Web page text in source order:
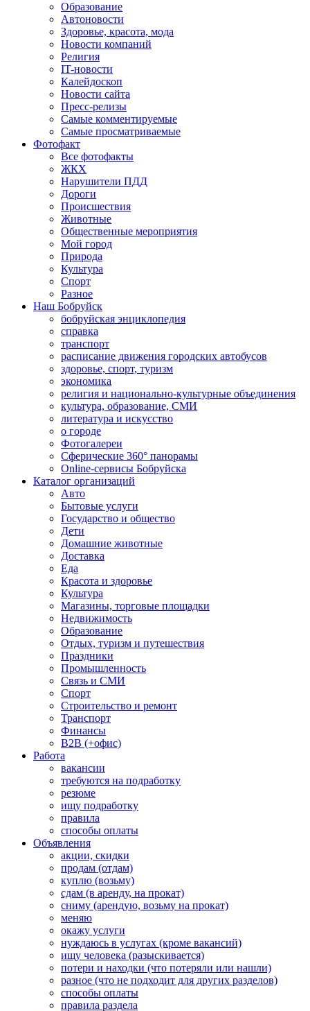
Образование
Автоновости
Здоровье, красота, мода
Новости компаний
Религия
IT-новости
Калейдоскоп
Новости сайта
Пресс-релизы
Самые комментируемые
Самые просматриваемые
Фотофакт
Все фотофакты
ЖКХ
Нарушители ПДД
Дороги
Происшествия
Животные
Общественные мероприятия
Мой город
Природа
Культура
Спорт
Разное
Наш Бобруйск
бобруйская энциклопедия
справка
транспорт
расписание движения городских автобусов
здоровье, спорт, туризм
экономика
религия и национально-культурные объединения
культура, образование, СМИ
литература и искусство
о городе
Фотогалереи
Сферические 360° панорамы
Online-сервисы Бобруйска
Каталог организаций
Авто
Бытовые услуги
Государство и общество
Дети
Домашние животные
Доставка
Еда
Красота и здоровье
Культура
Магазины, торговые площадки
Недвижимость
Образование
Отдых, туризм и путешествия
Праздники
Промышленность
Связь и СМИ
Спорт
Строительство и ремонт
Транспорт
Финансы
B2B (+офис)
Работа
вакансии
требуются на подработку
резюме
ищу подработку
правила
способы оплаты
Объявления
акции, скидки
продам (отдам)
куплю (возьму)
сдам (в аренду, на прокат)
сниму (арендую, возьму на прокат)
меняю
окажу услуги
нуждаюсь в услугах (кроме вакансий)
ищу человека (разыскивается)
потери и находки (что потеряли или нашли)
разное (что не подходит для других разделов)
способы оплаты
правила раздела